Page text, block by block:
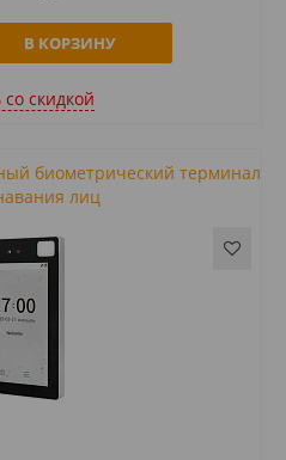
В КОРЗИНУ
cо скидкой
биометрический терминал
лиц